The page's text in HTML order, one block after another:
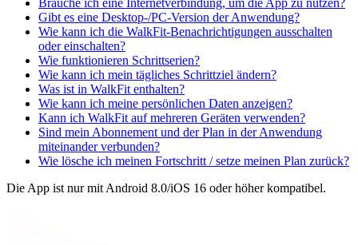
Brauche ich eine Internetverbindung, um die App zu nutzen?
Gibt es eine Desktop-/PC-Version der Anwendung?
Wie kann ich die WalkFit-Benachrichtigungen ausschalten
oder einschalten?
Wie funktionieren Schrittserien?
Wie kann ich mein tägliches Schrittziel ändern?
Was ist in WalkFit enthalten?
Wie kann ich meine persönlichen Daten anzeigen?
Kann ich WalkFit auf mehreren Geräten verwenden?
Sind mein Abonnement und der Plan in der Anwendung
miteinander verbunden?
Wie lösche ich meinen Fortschritt / setze meinen Plan zurück?
Die App ist nur mit Android 8.0/iOS 16 oder höher kompatibel.